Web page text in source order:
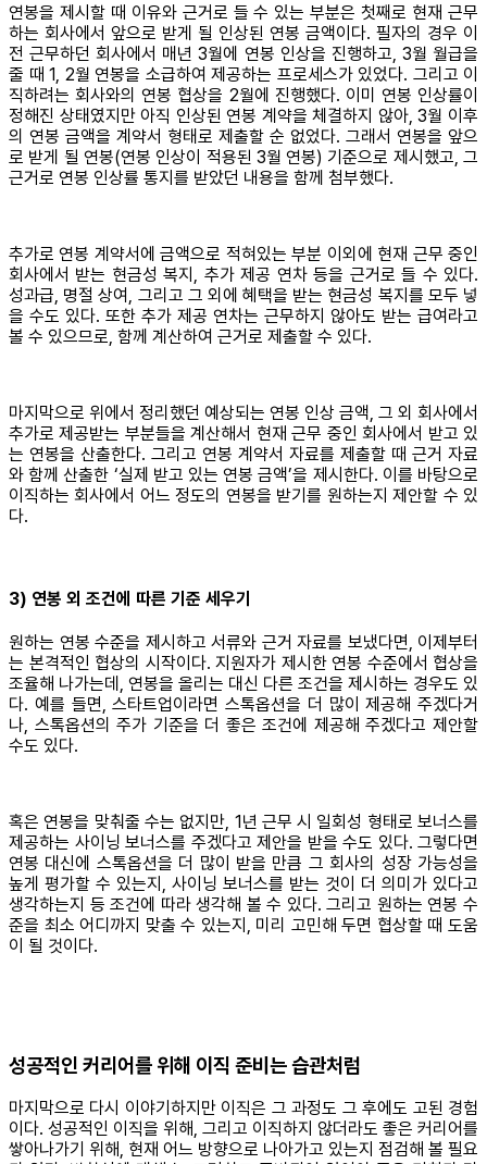
연봉을 제시할 때 이유와 근거로 들 수 있는 부분은 첫째로 현재 근무
하는 회사에서 앞으로 받게 될 인상된 연봉 금액이다. 필자의 경우 이
전 근무하던 회사에서 매년 3월에 연봉 인상을 진행하고, 3월 월급을
줄 때 1, 2월 연봉을 소급하여 제공하는 프로세스가 있었다. 그리고 이
직하려는 회사와의 연봉 협상을 2월에 진행했다. 이미 연봉 인상률이
정해진 상태였지만 아직 인상된 연봉 계약을 체결하지 않아, 3월 이후
의 연봉 금액을 계약서 형태로 제출할 순 없었다. 그래서 연봉을 앞으
로 받게 될 연봉(연봉 인상이 적용된 3월 연봉) 기준으로 제시했고, 그
근거로 연봉 인상률 통지를 받았던 내용을 함께 첨부했다.
추가로 연봉 계약서에 금액으로 적혀있는 부분 이외에 현재 근무 중인
회사에서 받는 현금성 복지, 추가 제공 연차 등을 근거로 들 수 있다.
성과급, 명절 상여, 그리고 그 외에 혜택을 받는 현금성 복지를 모두 넣
을 수도 있다. 또한 추가 제공 연차는 근무하지 않아도 받는 급여라고
볼 수 있으므로, 함께 계산하여 근거로 제출할 수 있다.
마지막으로 위에서 정리했던 예상되는 연봉 인상 금액, 그 외 회사에서
추가로 제공받는 부분들을 계산해서 현재 근무 중인 회사에서 받고 있
는 연봉을 산출한다. 그리고 연봉 계약서 자료를 제출할 때 근거 자료
와 함께 산출한 ‘실제 받고 있는 연봉 금액’을 제시한다. 이를 바탕으로
이직하는 회사에서 어느 정도의 연봉을 받기를 원하는지 제안할 수 있
다.
3) 연봉 외 조건에 따른 기준 세우기
원하는 연봉 수준을 제시하고 서류와 근거 자료를 보냈다면, 이제부터
는 본격적인 협상의 시작이다. 지원자가 제시한 연봉 수준에서 협상을
조율해 나가는데, 연봉을 올리는 대신 다른 조건을 제시하는 경우도 있
다. 예를 들면, 스타트업이라면 스톡옵션을 더 많이 제공해 주겠다거
나, 스톡옵션의 주가 기준을 더 좋은 조건에 제공해 주겠다고 제안할
수도 있다.
혹은 연봉을 맞춰줄 수는 없지만, 1년 근무 시 일회성 형태로 보너스를
제공하는 사이닝 보너스를 주겠다고 제안을 받을 수도 있다. 그렇다면
연봉 대신에 스톡옵션을 더 많이 받을 만큼 그 회사의 성장 가능성을
높게 평가할 수 있는지, 사이닝 보너스를 받는 것이 더 의미가 있다고
생각하는지 등 조건에 따라 생각해 볼 수 있다. 그리고 원하는 연봉 수
준을 최소 어디까지 맞출 수 있는지, 미리 고민해 두면 협상할 때 도움
이 될 것이다.
성공적인 커리어를 위해 이직 준비는 습관처럼
마지막으로 다시 이야기하지만 이직은 그 과정도 그 후에도 고된 경험
이다. 성공적인 이직을 위해, 그리고 이직하지 않더라도 좋은 커리어를
쌓아나가기 위해, 현재 어느 방향으로 나아가고 있는지 점검해 볼 필요